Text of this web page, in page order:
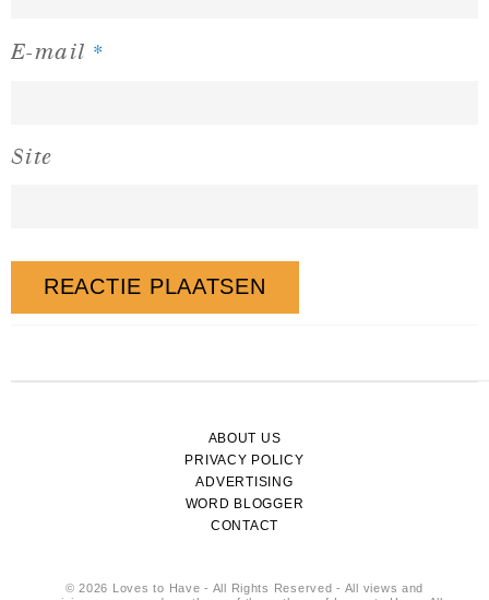
E-mail *
Site
ABOUT US
PRIVACY POLICY
ADVERTISING
WORD BLOGGER
CONTACT
© 2026 Loves to Have - All Rights Reserved - All views and